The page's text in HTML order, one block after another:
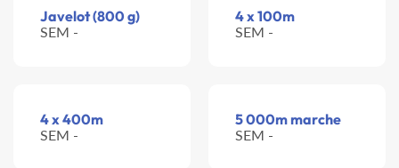
Javelot (800 g)
SEM -
4 x 100m
SEM -
4 x 400m
SEM -
5 000m marche
SEM -